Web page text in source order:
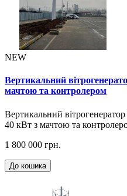
NEW
Вертикальний
мачтою та контролером
Вертикальний
40 кВт з мачтою та
1 800 000 грн.
До кошика